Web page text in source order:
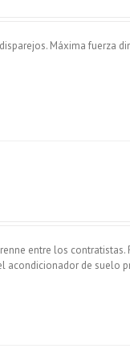
Máxima fuerza
entre los contratistas.
acondicionador de suelo